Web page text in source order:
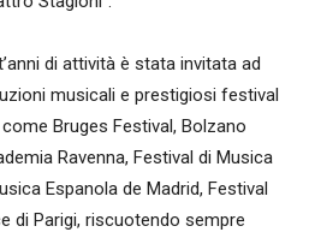
di attività è stata invitata ad
musicali e prestigiosi festival
Bruges Festival, Bolzano
Ravenna, Festival di Musica
Espanola de Madrid, Festival
di Parigi, riscuotendo sempre